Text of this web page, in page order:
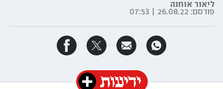
ליאור אוחנה
פורסם: 26.08.22 | 07:53